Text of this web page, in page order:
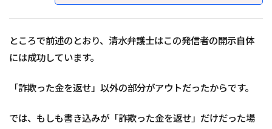
ところで前述のとおり、清水弁護士はこの発信者の開示自体
には成功しています。
「詐欺った金を返せ」以外の部分がアウトだったからです。
では、もしも書き込みが「詐欺った金を返せ」だけだった場